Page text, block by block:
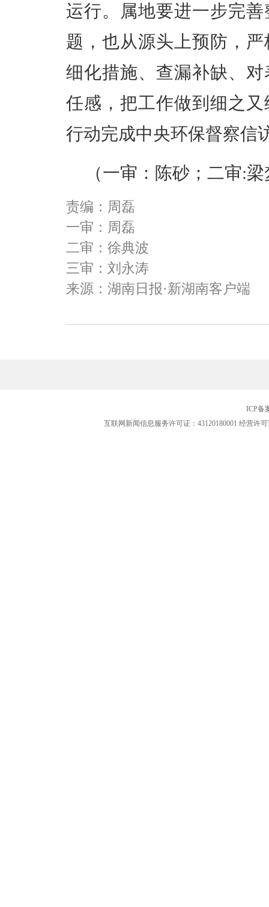
运行。属地要进一步完
题，也从源头上预防，
细化措施、查漏补缺、
任感，把工作做到细之
行动完成中央环保督察信
（一审：陈砂；二审:
责编：周磊
一审：周磊
二审：徐典波
三审：刘永涛
来源：湖南日报·新湖南客户端
ICP备
互联网新闻信息服务许可证：43120180001 经营许可